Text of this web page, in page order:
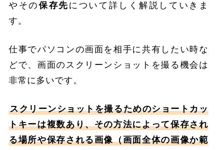
やその保存先について詳しく解説していきま
す。
仕事でパソコンの画面を相手に共有したい時な
どで、画面のスクリーンショットを撮る機会は
非常に多いです。
スクリーンショットを撮るためのショートカッ
トキーは複数あり、その方法によって保存され
る場所や保存される画像（画面全体の画像か範